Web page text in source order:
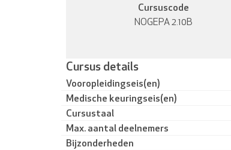
Cursuscode
NOGEPA 2.10B
Cursus details
Vooropleidingseis(en)
Medische keuringseis(en)
Cursustaal
Max. aantal deelnemers
Bijzonderheden